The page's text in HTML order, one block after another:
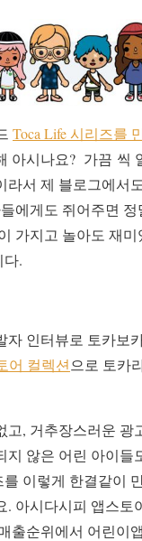
Toca Life 시리즈를
아시나요? 가끔 씩
라서 제 블로그에서
에게도 쥐어주면
가지고 놀아도 재미
다.
자 인터뷰로 토카보
어 컬렉션으로 토카
고, 거추장스러운
지 않은 어린 아이들
이렇게 한결같이
. 아시다시피 앱스토
출순위에서 어린이